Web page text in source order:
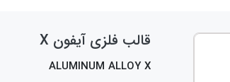
قالب فلزی آیفون X
ALUMINUM ALLOY X